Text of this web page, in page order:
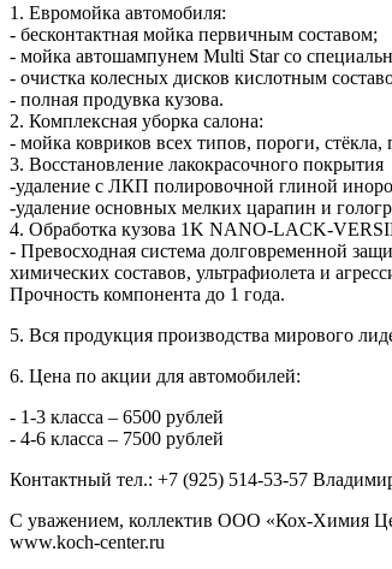
1. Евромойка автомобиля:
- бесконтактная мойка первичным составом;
- мойка автошампунем Multi Star со
- очистка колесных дисков кислотным
- полная продувка кузова.
2. Комплексная уборка салона:
- мойка ковриков всех типов, пороги,
3. Восстановление лакокрасочного покрытия
-удаление с ЛКП полировочной глиной
-удаление основных мелких царапин и
4. Обработка кузова 1K NANO-LACK-
- Превосходная система долговременной
химических составов, ультрафиолета и
Прочность компонента до 1 года.
5. Вся продукция производства мирового
6. Цена по акции для автомобилей:
- 1-3 класса – 6500 рублей
- 4-6 класса – 7500 рублей
Контактный тел.: +7 (925) 514-53-57
С уважением, коллектив ООО «Кох-Химия
www.koch-center.ru